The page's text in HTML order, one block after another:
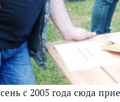
с 2005 года сюда